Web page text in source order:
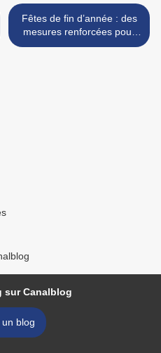
Fêtes de fin d’année : des
mesures renforcées pour
garantir la sécurité et la
sur Canalblog
blog